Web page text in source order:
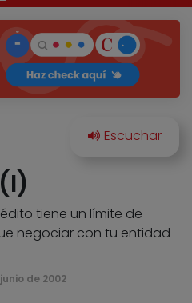
tiene un límite de
negociar con tu entidad
de 2002